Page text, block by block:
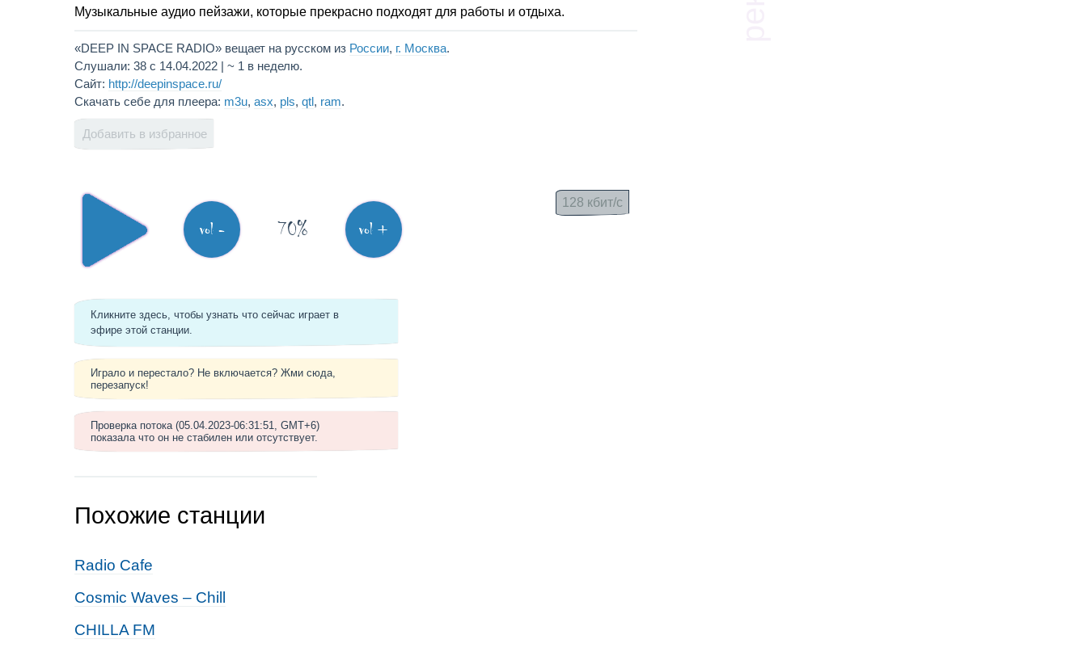
Музыкальные аудио пейзажи, которые прекрасно подходят для работы и отдыха.
«DEEP IN SPACE RADIO» вещает на русском из России, г. Москва.
Слушали: 38 с 14.04.2022 | ~ 1 в неделю.
Сайт: http://deepinspace.ru/
Скачать себе для плеера: m3u, asx, pls, qtl, ram.
Добавить в избранное
vol - 70% vol +
128 кбит/с
Кликните здесь, чтобы узнать что сейчас играет в
эфире этой станции.
Играло и перестало? Не включается? Жми сюда,
перезапуск!
Проверка потока (05.04.2023-06:31:51, GMT+6)
показала что он не стабилен или отсутствует.
Похожие станции
Radio Cafe
Cosmic Waves – Chill
CHILLA FM